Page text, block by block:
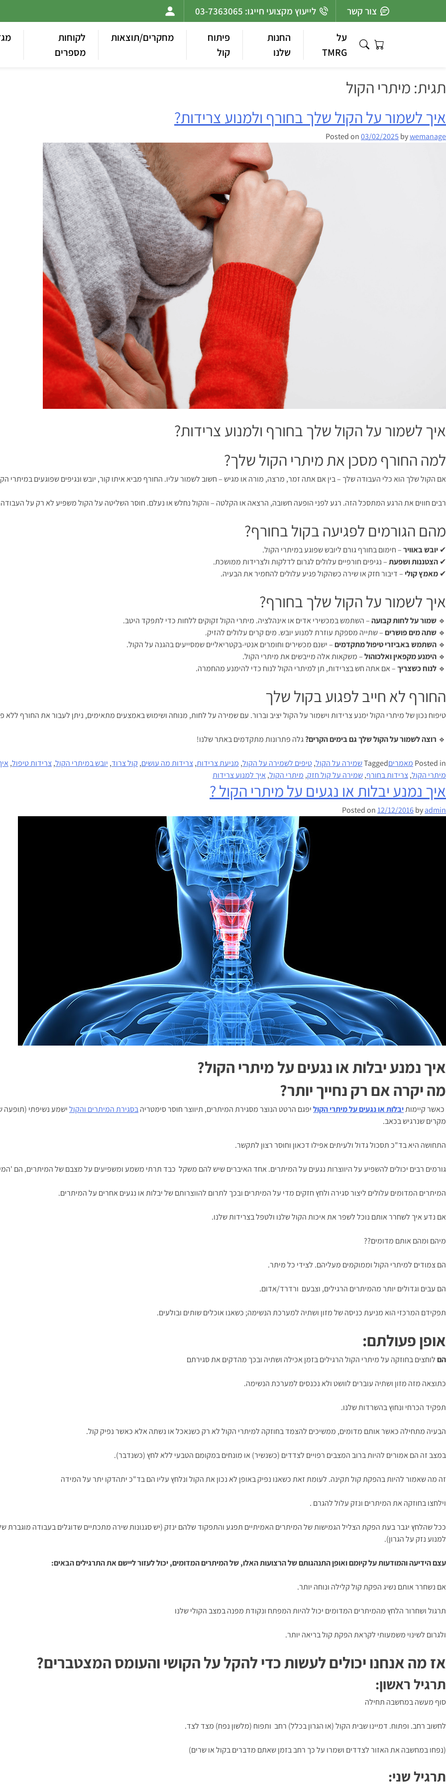
צור קשר לייעוץ מקצועי חייגו: 03-7363065
על
TMRG
החנות
שלנו
פיתוח
קול
מחקרים/תוצאות
לקוחות
מספרים
תגית: מיתרי הקול
איך לשמור על הקול שלך בחורף ולמנוע צרידות?
Posted on03/02/2025 bywemanage
איך לשמור על הקול שלך בחורף ולמנוע צרידות?
למה החורף מסכן את מיתרי הקול שלך?
אם הקול שלך הוא כלי העבודה שלך – בין אם אתה זמר, מרצה, מורה או מגיש – חשוב לשמור עליו. החורף מביא איתו קור, יובש ונגיפים שפוגעים במיתרי
רבים חווים את הרגע המתסכל הזה. רגע לפני הופעה חשובה, הרצאה או הקלטה – והקול נחלש או נעלם. חוסר השליטה על הקול משפיע לא רק על
מהם הגורמים לפגיעה בקול בחורף?
✔ יובש באוויר– חימום בחורף גורם ליובש שפוגע במיתרי הקול.
✔ הצטננות ושפעת– נגיפים חורפיים עלולים לגרום לדלקות ולצרידות ממושכת.
✔ מאמץ קולי– דיבור חזק או שירה כשהקול פגיע עלולים להחמיר את הבעיה.
איך לשמור על הקול שלך בחורף?
🔹 שמור על לחות קבועה– השתמש במכשירי אדים או אינהלציה. מיתרי הקול זקוקים ללחות כדי לתפקד היטב.
🔹 שתה מים פושרים– שתייה מספקת עוזרת למנוע יובש. מים קרים עלולים להזיק.
🔹 השתמש באביזרי טיפול מתקדמים– ישנם מכשירים וחומרים אנטי-בקטריאליים שמסייעים בהגנה על הקול.
🔹 הימנע מקפאין ואלכוהול– משקאות אלה מייבשים את מיתרי הקול.
🔹 לנוח כשצריך– אם אתה חש בצרידות, תן למיתרי הקול לנוח כדי להימנע מהחמרה.
החורף לא חייב לפגוע בקול שלך
טיפוח נכון של מיתרי הקול ימנע צרידות וישמור על הקול יציב וברור. עם שמירה על לחות, מנוחה ושימוש באמצעים מתאימים, ניתן לעבור את החורף ללא
🔹 רוצה לשמור על הקול שלך גם בימים הקרים?גלה פתרונות מתקדמים באתר שלנו!
Posted in מאמריםTaggedשמירה על הקול,טיפים לשמירה על הקול, מניעת צרידות,צרידות מה עושים, קול צרוד, יובש במיתרי הקול,צרידות טיפול,
מיתרי הקול,צרידות בחורף,שמירה על קול חזק, מיתרי הקול, איך למנוע צרידות
איך נמנע יבלות או נגעים על מיתרי הקול ?
Posted on12/12/2016byadmin
איך נמנע יבלות או נגעים על מיתרי הקול?
מה יקרה אם רק נחייך יותר?
כאשר קיימותיבלות או נגעים על מיתרי הקוליפגם הרטט הנוצר מסגירת המיתרים, תיווצר חוסר סימטריהבסגירת המיתרים והקולישמע נשיפתי (תופעה
מקרים שנרגיש בכאב.
התחושה היא בד"כ תסכול גדול ולעיתים אפילו דכאון וחוסר רצון לתקשר.
גורמים רבים יכולים להשפיע על היווצרות נגעים על המיתרים. אחד האיברים שיש להם משקל כבד תרתי משמע ומשפיעים על מצבם של המיתרים, הם
המיתרים המדומים עלולים ליצור סגירה ולחץ חזקים מדי על המיתרים ובכך לתרום להווצרותם של יבלות או נגעים אחרים על המיתרים.
אם נדע איך לשחרר אותם נוכל לשפר את איכות הקול שלנו ולטפל בצרידות שלנו.
מיהם ומהם אותם מדומים??
הם צמודים למיתרי הקול וממוקמים מעליהם. לצידי כל מיתר.
הם עבים וגדולים יותר מהמיתרים הרגילים, וצבעם ורדרד/אדום.
תפקידם המרכזי הוא מניעת כניסה של מזון ושתיה למערכת הנשימה; כשאנו אוכלים שותים ובולעים.
אופן פעולתם:
הםלוחצים בחוזקה על מיתרי הקול הרגילים בזמן אכילה ושתיה ובכך מהדקים את סגירתם
כתוצאה מזה מזון ושתיה עוברים לוושט ולא נכנסים למערכת הנשימה.
תפקיד הכרחי ונחוץ בהשרדות שלנו.
הבעיה מתחילה כאשר אותם מדומים, ממשיכים להצמד בחוזקה למיתרי הקול לא רק כשנאכל או נשתה אלא כאשר נפיק קול.
במצב זה הם אמורים להיות ברוב המצבים רפויים לצדדים (כשנשיר) או מונחים במקומם הטבעי ללא לחץ (כשנדבר).
זה מה שאמור להיות בהפקת קול תקינה. לעומת זאת כשאנו נפיק באופן לא נכון את הקול ונלחץ עליו הם בד"כ יתהדקו יתר על המידה
וילחצו בחוזקה את המיתרים ונזק עלול להגרם .
ככל שהלחץ יגבר בעת הפקת הצליל הגמישות של המיתרים האמיתיים תפגע והתפקוד שלהם ינזק (יש סגנונות שירה מתכתיים שדוגלים בעבודה מוגברת
למנוע נזק על הגרון).
עצם הידיעה והמודעות על קיומם ואופן התנהגותם של הרצועות האלו, של המיתרים המדומים, יכול לעזור ליישם את התרגילים הבאים:
אם נשחרר אותם נשיג הפקת קול קלילה ונוחה יותר.
תרגול ושחרור הלחץ מהמיתרים המדומים יכול להיות המפתח ונקודת מפנה במצב הקולי שלנו
ולגרום לשינוי משמעותי לקראת הפקת קול בריאה יותר.
אז מה אנחנו יכולים לעשות כדי להקל על הקושי והעומס המצטברים?
תרגיל ראשון:
סוף מעשה במחשבה תחילה
לחשוב רחב. ופתוח. דמיינו שבית הקול (או הגרון בכלל) רחב ותפוח (מלשון נפח) מצד לצד.
(נפחו במחשבה את האזור לצדדים ושמרו על כך רחב בזמן שאתם מדברים בקול או שרים)
תרגיל שני: